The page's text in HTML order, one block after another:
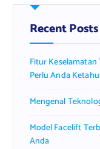
h
f
o
:
Recent Posts
Fitur
Perlu Anda
Mengenal
Model Facelift
Anda